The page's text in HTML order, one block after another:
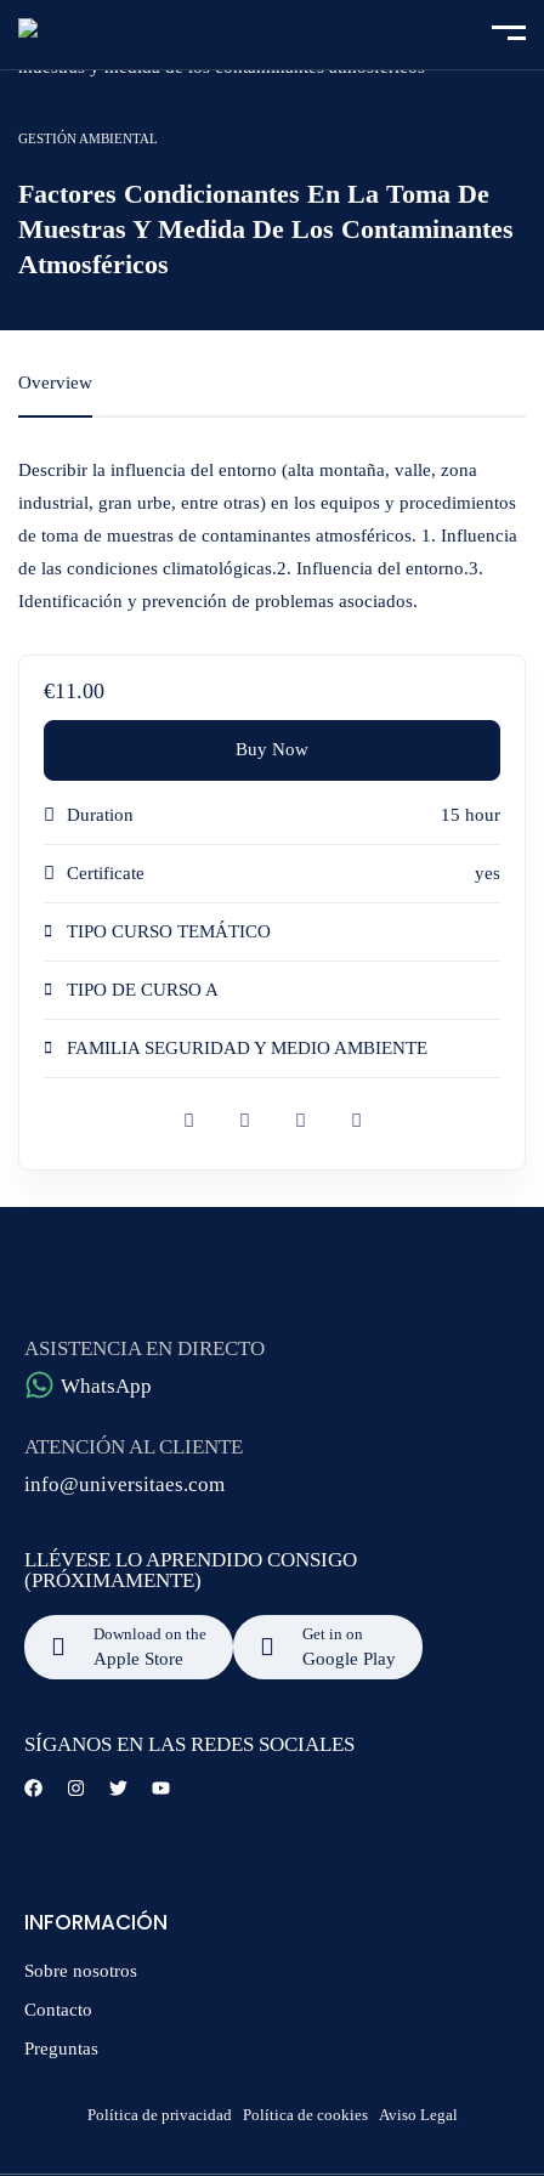
Home
muestras y medida de los contaminantes atmosféricos
GESTIÓN AMBIENTAL
Factores Condicionantes En La Toma De
Muestras Y Medida De Los Contaminantes
Atmosféricos
Overview
Describir la influencia del entorno (alta montaña, valle, zona
industrial, gran urbe, entre otras) en los equipos y procedimientos
de toma de muestras de contaminantes atmosféricos. 1. Influencia
de las condiciones climatológicas.2. Influencia del entorno.3.
Identificación y prevención de problemas asociados.
€11.00
Buy Now
Duration 15 hour
Certificate yes
TIPO CURSO TEMÁTICO
TIPO DE CURSO A
FAMILIA SEGURIDAD Y MEDIO AMBIENTE
INFORMACIÓN
Sobre nosotros
Contacto
Preguntas
ASISTENCIA EN DIRECTO
WhatsApp
ATENCIÓN AL CLIENTE
info@universitaes.com
LLÉVESE LO APRENDIDO CONSIGO
(PRÓXIMAMENTE)
Download on the
Apple Store
Get in on
Google Play
SÍGANOS EN LAS REDES SOCIALES
Política de privacidad Política de cookies Aviso Legal